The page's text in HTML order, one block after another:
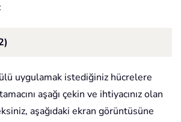
uygulamak istediğiniz hücrelere
aşağı çekin ve ihtiyacınız olan
aşağıdaki ekran görüntüsüne